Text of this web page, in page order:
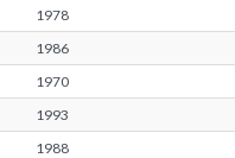
1978
1986
1970
1993
1988